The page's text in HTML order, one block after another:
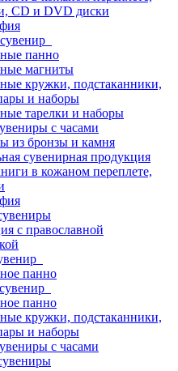
CD и DVD диски
панно
магниты
кружки, подстаканники,
и наборы
тарелки и наборы
с часами
из бронзы и камня
сувенирная продукция
в кожаном переплете,
с православной
панно
панно
кружки, подстаканники,
и наборы
с часами